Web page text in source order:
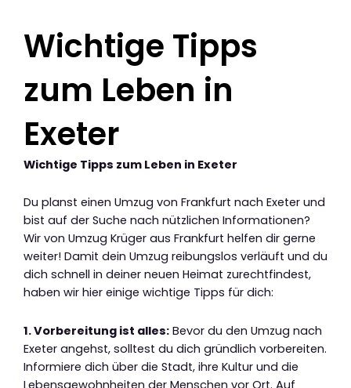
Wichtige Tipps
zum Leben in
Exeter
Wichtige Tipps zum Leben in Exeter
Du planst einen Umzug von Frankfurt nach Exeter und
bist auf der Suche nach nützlichen Informationen?
Wir von Umzug Krüger aus Frankfurt helfen dir gerne
weiter! Damit dein Umzug reibungslos verläuft und du
dich schnell in deiner neuen Heimat zurechtfindest,
haben wir hier einige wichtige Tipps für dich:
1. Vorbereitung ist alles: Bevor du den Umzug nach
Exeter angehst, solltest du dich gründlich vorbereiten.
Informiere dich über die Stadt, ihre Kultur und die
Lebensgewohnheiten der Menschen vor Ort. Auf